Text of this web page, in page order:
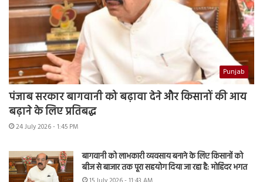
Punjab
पंजाब सरकार बागवानी को बढ़ावा देने और किसानों की आय
बढ़ाने के लिए प्रतिबद्ध
24 July 2026 - 1:45 PM
बागवानी को लाभकारी व्यवसाय बनाने के लिए किसानों को
बीज से बाजार तक पूरा सहयोग दिया जा रहा है: मोहिंदर भगत